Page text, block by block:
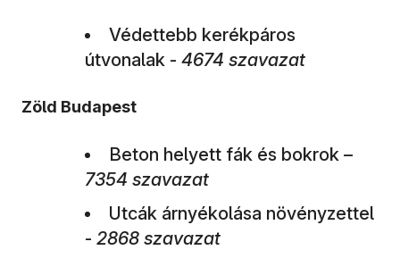
Védettebb kerékpáros
útvonalak - 4674 szavazat
Zöld Budapest
Beton helyett fák és bokrok –
7354 szavazat
Utcák árnyékolása növényzettel
- 2868 szavazat